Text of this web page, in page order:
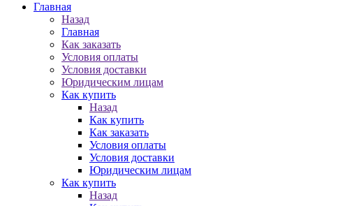
Главная
Назад
Главная
Как заказать
Условия оплаты
Условия доставки
Юридическим лицам
Как купить
Назад
Как купить
Как заказать
Условия оплаты
Условия доставки
Юридическим лицам
Как купить
Назад